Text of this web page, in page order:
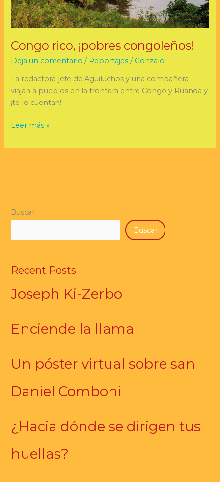
Congo rico, ¡pobres congoleños!
Deja un comentario / Reportajes / Gonzalo
La redactora-jefe de Aguiluchos y una compañera
viajan a pueblos en la frontera entre Congo y Ruanda y
¡te lo cuentan!
Leer más »
Buscar
Buscar
Recent Posts
Joseph Ki-Zerbo
Enciende la llama
Un póster virtual sobre san
Daniel Comboni
¿Hacia dónde se dirigen tus
huellas?